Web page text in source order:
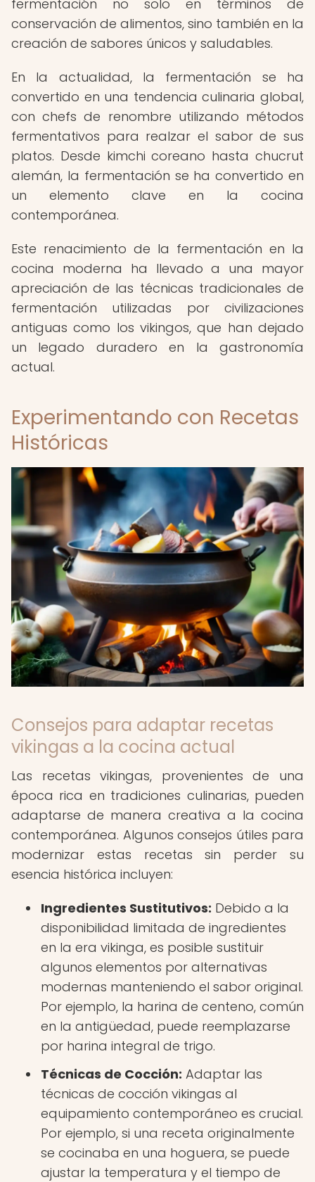
fermentación no solo en términos de
conservación de alimentos, sino también en la
creación de sabores únicos y saludables.
En la actualidad, la fermentación se ha
convertido en una tendencia culinaria global,
con chefs de renombre utilizando métodos
fermentativos para realzar el sabor de sus
platos. Desde kimchi coreano hasta chucrut
alemán, la fermentación se ha convertido en
un elemento clave en la cocina
contemporánea.
Este renacimiento de la fermentación en la
cocina moderna ha llevado a una mayor
apreciación de las técnicas tradicionales de
fermentación utilizadas por civilizaciones
antiguas como los vikingos, que han dejado
un legado duradero en la gastronomía
actual.
Experimentando con Recetas
Históricas
Consejos para adaptar recetas
vikingas a la cocina actual
Las recetas vikingas, provenientes de una
época rica en tradiciones culinarias, pueden
adaptarse de manera creativa a la cocina
contemporánea. Algunos consejos útiles para
modernizar estas recetas sin perder su
esencia histórica incluyen:
Ingredientes Sustitutivos: Debido a la
disponibilidad limitada de ingredientes
en la era vikinga, es posible sustituir
algunos elementos por alternativas
modernas manteniendo el sabor original.
Por ejemplo, la harina de centeno, común
en la antigüedad, puede reemplazarse
por harina integral de trigo.
Técnicas de Cocción: Adaptar las
técnicas de cocción vikingas al
equipamiento contemporáneo es crucial.
Por ejemplo, si una receta originalmente
se cocinaba en una hoguera, se puede
ajustar la temperatura y el tiempo de